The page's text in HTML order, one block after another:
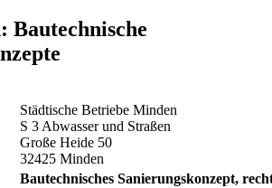
Bautechnische
Städtische Betriebe Minden
S 3 Abwasser und Straßen
Große Heide 50
32425 Minden
Bautechnisches Sanierungskonzept,